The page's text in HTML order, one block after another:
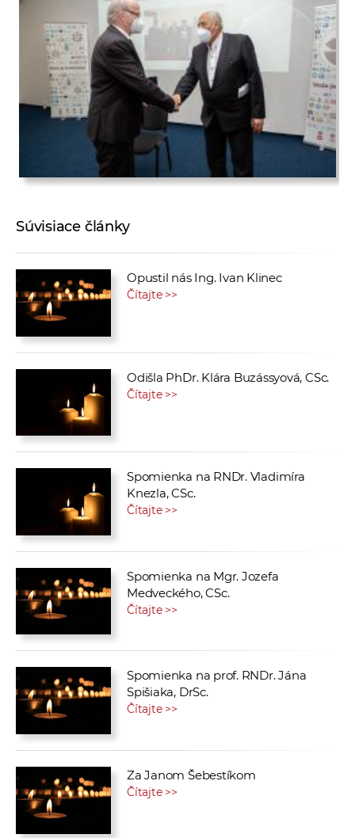
Súvisiace články
Opustil nás Ing. Ivan Klinec
Čítajte >>
Odišla PhDr. Klára Buzássyová, CSc.
Čítajte >>
Spomienka na RNDr. Vladimíra
Knezla, CSc.
Čítajte >>
Spomienka na Mgr. Jozefa
Medveckého, CSc.
Čítajte >>
Spomienka na prof. RNDr. Jána
Spišiaka, DrSc.
Čítajte >>
Za Janom Šebestíkom
Čítajte >>